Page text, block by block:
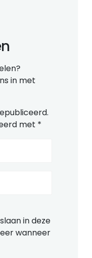
in met
met *
in deze
wanneer